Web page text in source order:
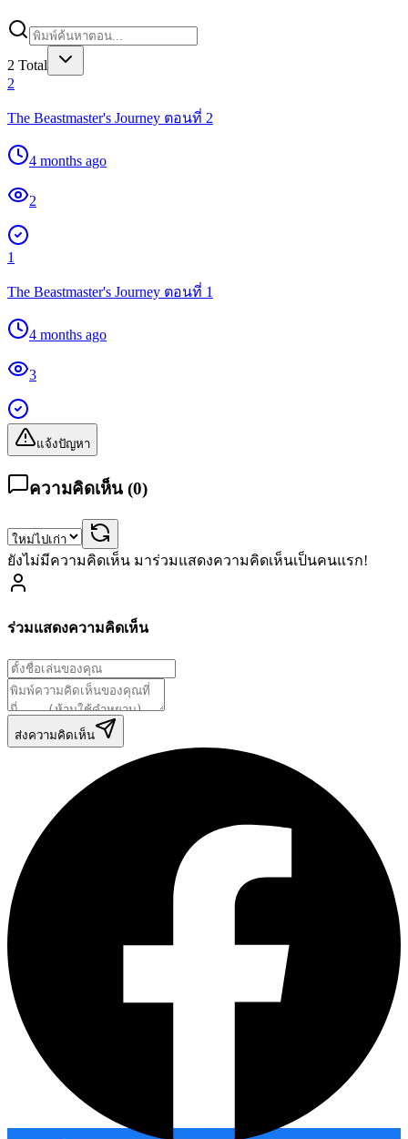
2 Total
2
The Beastmaster's Journey ตอนที่ 2
4 months ago
2
1
The Beastmaster's Journey ตอนที่ 1
4 months ago
3
แจ้งปัญหา
ความคิดเห็น (0)
ยังไม่มีความคิดเห็น มาร่วมแสดงความคิดเห็นเป็นคนแรก!
ร่วมแสดงความคิดเห็น
ส่งความคิดเห็น